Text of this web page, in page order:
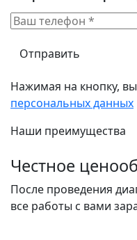
Нажимая на кнопку,
персональных данных
Наши преимущества
Честное
После проведения
все работы с вами